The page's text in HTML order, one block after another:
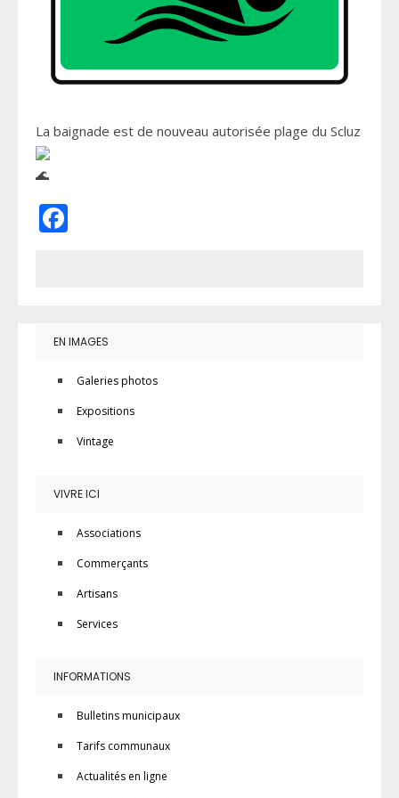
La baignade est de nouveau autorisée plage du Scluz
EN IMAGES
Galeries photos
Expositions
Vintage
VIVRE ICI
Associations
Commerçants
Artisans
Services
INFORMATIONS
Bulletins municipaux
Tarifs communaux
Actualités en ligne